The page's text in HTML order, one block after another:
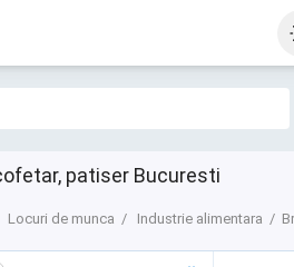
patiser Bucuresti
Locuri de munca Industrie alimentara